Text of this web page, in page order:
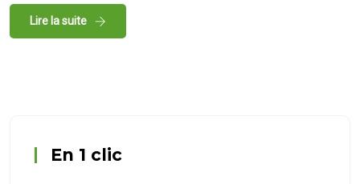
Lire la suite
En 1 clic